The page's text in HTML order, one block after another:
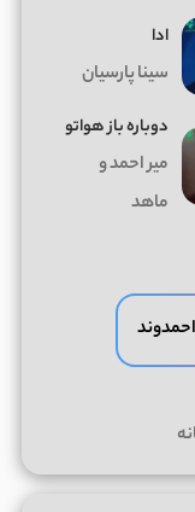
ادا
سینا پارسیان
دوباره باز هواتو
میر احمد و
ماهد